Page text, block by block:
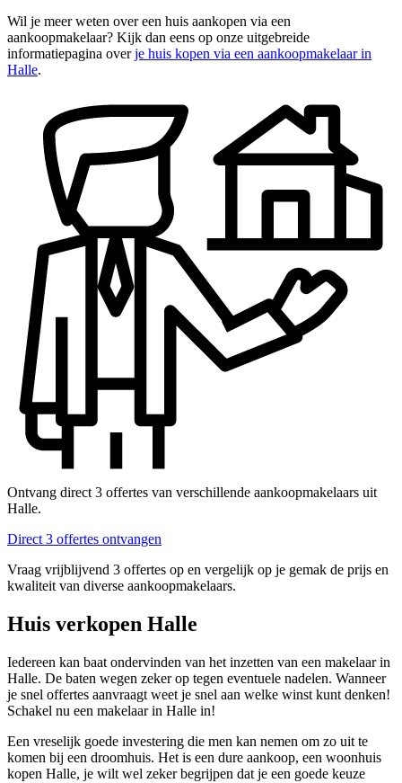
Wil je meer weten over een huis aankopen via een
aankoopmakelaar? Kijk dan eens op onze uitgebreide
informatiepagina overje huis kopen via een aankoopmakelaar in
Halle.
Ontvang direct 3 offertes van verschillende aankoopmakelaars uit
Halle.
Direct 3 offertes ontvangen
Vraag vrijblijvend 3 offertes op en vergelijk op je gemak de prijs en
kwaliteit van diverse aankoopmakelaars.
Huis verkopen Halle
Iedereen kan baat ondervinden van het inzetten van een makelaar in
Halle. De baten wegen zeker op tegen eventuele nadelen. Wanneer
je snel offertes aanvraagt weet je snel aan welke winst kunt denken!
Schakel nu een makelaar in Halle in!
Een vreselijk goede investering die men kan nemen om zo uit te
komen bij een droomhuis. Het is een dure aankoop, een woonhuis
kopen Halle, je wilt wel zeker begrijpen dat je een goede keuze